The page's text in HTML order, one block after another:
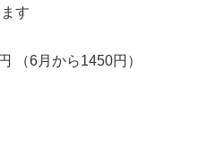
す
（6月から1450円）